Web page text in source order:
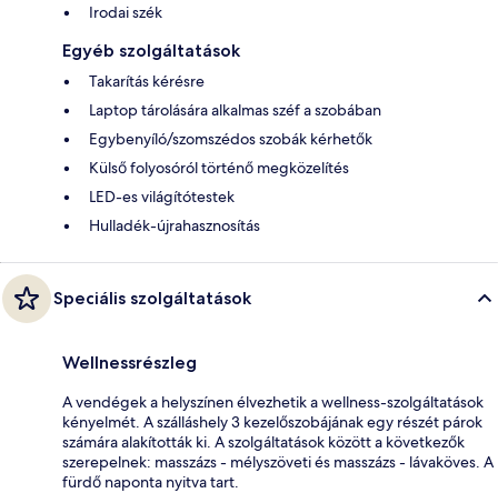
Irodai szék
Egyéb szolgáltatások
Takarítás kérésre
Laptop tárolására alkalmas széf a szobában
Egybenyíló/szomszédos szobák kérhetők
Külső folyosóról történő megközelítés
LED-es világítótestek
Hulladék-újrahasznosítás
Speciális szolgáltatások
Wellnessrészleg
A vendégek a helyszínen élvezhetik a wellness-szolgáltatások
kényelmét. A szálláshely 3 kezelőszobájának egy részét párok
számára alakították ki. A szolgáltatások között a következők
szerepelnek: masszázs - mélyszöveti és masszázs - lávaköves. A
fürdő naponta nyitva tart.